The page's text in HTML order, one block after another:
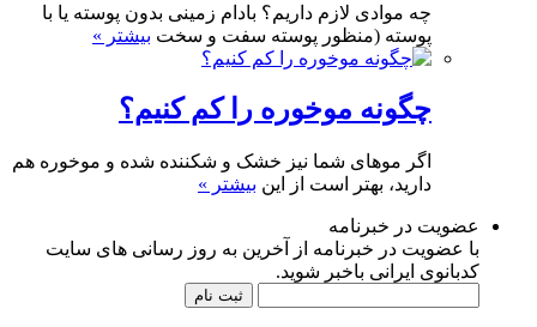
چه موادی لازم داریم؟ بادام زمینی بدون پوسته یا با
پوسته (منظور پوسته سفت و سخت بیشتر »
چگونه موخوره را کم کنیم؟
اگر موهای شما نیز خشک و شکننده شده و موخوره هم
دارید، بهتر است از این بیشتر »
عضویت در خبرنامه
با عضویت در خبرنامه از آخرین به روز رسانی های سایت
کدبانوی ایرانی باخبر شوید.